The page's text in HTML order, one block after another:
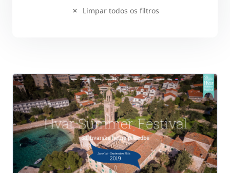
Limpar todos os filtros